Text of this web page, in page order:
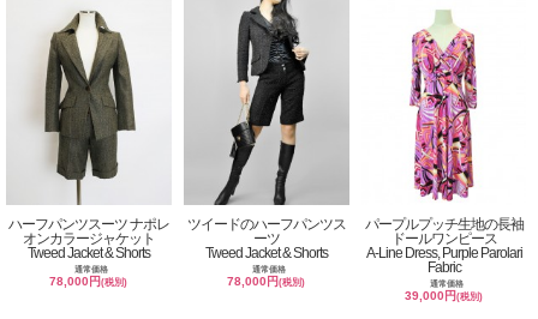
ハーフパンツスーツ ナポレ
オンカラージャケット
Tweed Jacket & Shorts
通常価格
78,000円(税別)
ツイードのハーフパンツス
ーツ
Tweed Jacket & Shorts
通常価格
78,000円(税別)
パープルプッチ生地の長袖
ドールワンピース
A-Line Dress, Purple Parolari
Fabric
通常価格
39,000円(税別)